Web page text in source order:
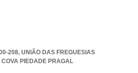
208, UNIÃO DAS FREGUESIAS
PIEDADE PRAGAL